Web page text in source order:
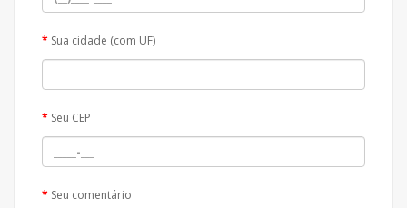
Sua cidade (com UF)
Seu CEP
Seu comentário